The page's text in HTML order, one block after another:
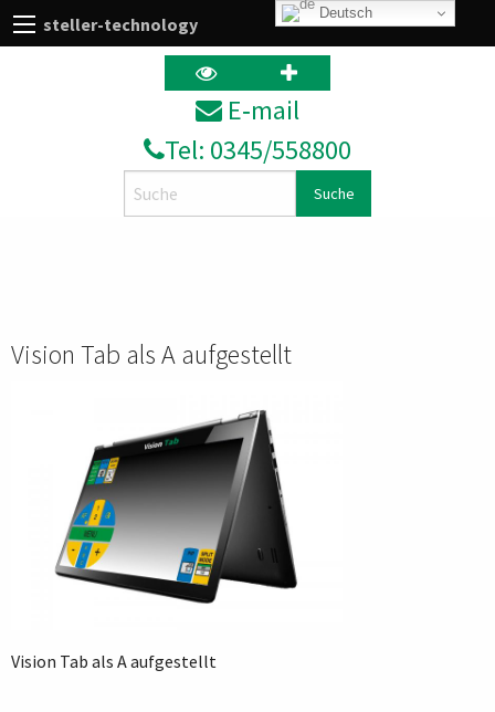
steller-technology
E‑mail
Tel: 0345/558800
Vision Tab als A aufgestellt
Vision Tab als A aufgestellt
Deutsch